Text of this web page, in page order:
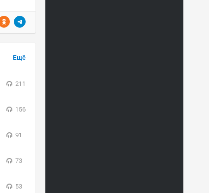
Ещё
211
156
91
73
53